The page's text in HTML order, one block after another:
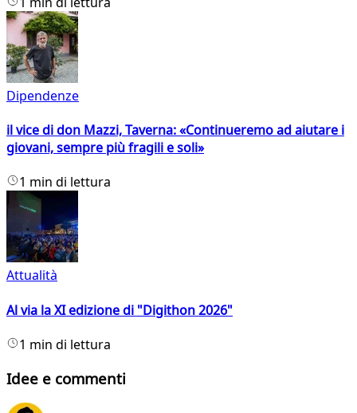
Dipendenze
il vice di don Mazzi, Taverna: «Continueremo ad aiutare i
giovani, sempre più fragili e soli»
1 min di lettura
Attualità
Al via la XI edizione di "Digithon 2026"
1 min di lettura
Idee e commenti